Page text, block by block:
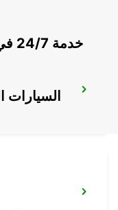
خدمة 24/7 في معظم المطارات الرئيسية